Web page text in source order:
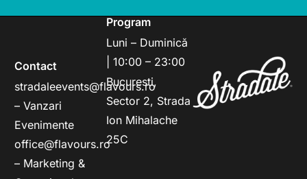
Contact
stradaleevents@flavours.ro
– Vanzari
Evenimente
office@flavours.ro
– Marketing &
Program
Luni – Duminică
| 10:00 – 23:00
Bucuresti,
Sector 2, Strada
Ion Mihalache
25C